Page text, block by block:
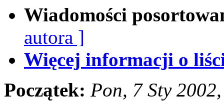
Wiadomości
autora ]
Więcej informacji o
Początek: Pon, 7 Sty